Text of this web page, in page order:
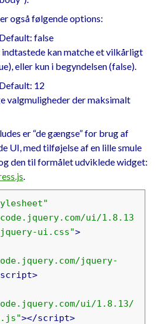
også følgende options:
Default: false
kan matche et vilkårligt
eller kun i begyndelsen (false).
Default: 12
valgmuligheder der maksimalt
er “de gængse” for brug af
UI, med tilføjelse af en lille smule
den til formålet udviklede widget:
.
ui/1.8.13
jquery-ui.css">
jquery-
ui/1.8.13/
></script>